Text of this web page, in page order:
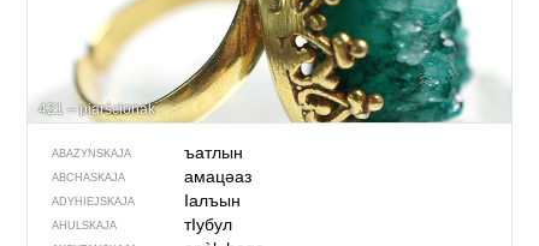
421 – piarścionak
ABAZYNSKAJA ъатлын
ABCHASKAJA амацәаз
ADYHIEJSKAJA Iалъын
AHULSKAJA тIубул